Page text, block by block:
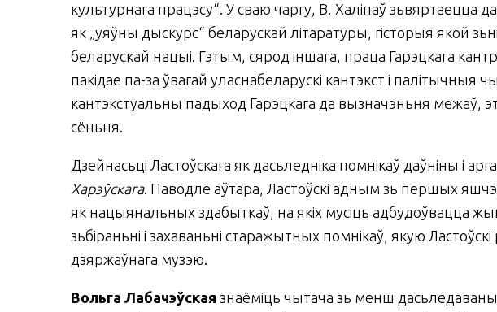
культурнага працэсу“. У сваю чаргу, В. Халі­паў зьвяртаецца
як „уяўны дыскурс“ беларускай літаратуры, гісторыя якой
беларускай нацыі. Гэтым, сярод іншага, праца Гарэцкага
пакідае па-за ўвагай уласнабеларускі кантэкст і палітычныя
кантэкстуальны падыход Гарэцкага да вызначэньня межаў,
сёньня.
Дзейнасьці Ластоўскага як дасьледніка помнікаў даўні­ны і
Харэўскага. Паводле аўтара, Ластоўскі адным зь пер­шых яшчэ
як нацыянальных здабыткаў, на якіх мусіць адбудоўвацца
зьбіраньні і за­ха­вань­ні старажытных помнікаў, якую
дзяржаўнага музэю.
Вольга Лабачэўская знаёміць чытача зь менш